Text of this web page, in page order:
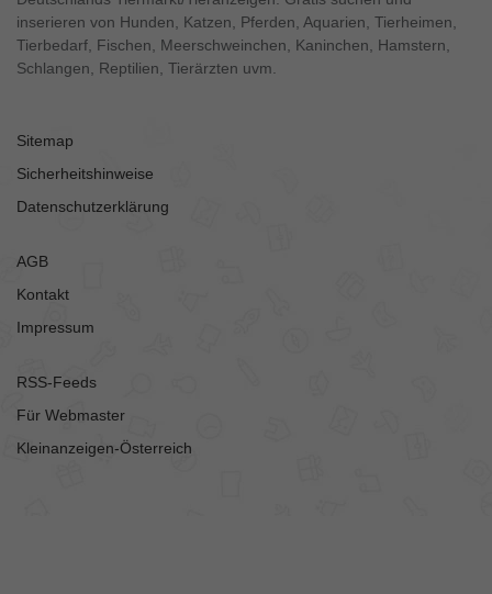
inserieren von Hunden, Katzen, Pferden, Aquarien, Tierheimen,
Tierbedarf, Fischen, Meerschweinchen, Kaninchen, Hamstern,
Schlangen, Reptilien, Tierärzten uvm.
Sitemap
Sicherheitshinweise
Datenschutzerklärung
AGB
Kontakt
Impressum
RSS-Feeds
Für Webmaster
Kleinanzeigen-Österreich